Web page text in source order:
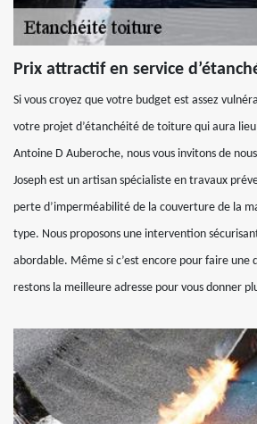
Prix attractif en service
Si vous croyez que votre budget est assez
votre projet d’étanchéité de toiture qui aura lieu
Antoine D Auberoche, nous vous invitons de
Joseph est un artisan spécialiste en travaux
perte d’imperméabilité de la couverture de la
type. Nous proposons une intervention
abordable. Même si c’est encore pour faire une
restons la meilleure adresse pour vous donner